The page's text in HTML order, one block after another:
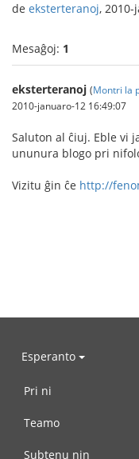
de eksterteranoj,
Mesaĝoj: 1
eksterteranoj (Montri la
2010-januaro-12 16:49:07
Saluton al ĉiuj. Eble vi
ununura blogo pri
Vizitu ĝin ĉe http://
Esperanto
Pri ni
Teamo
Subtenu nin